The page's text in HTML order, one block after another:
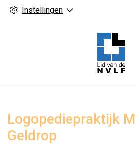
Instellingen
Logopediepraktijk
Geldrop